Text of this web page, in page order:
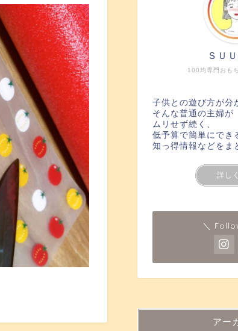
100均専門おも
ＳＵ
子供との遊び方が分
そんな普通の主婦が
ムリせず続く、
低予算で簡単にでき
知っ得情報などをま
詳し
＼
アー